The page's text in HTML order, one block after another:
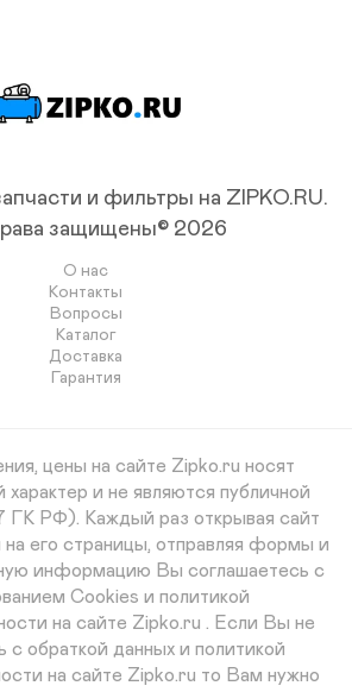
и фильтры на ZIPKO.RU.
защищены© 2026
О нас
Контакты
Вопросы
Каталог
Доставка
Гарантия
цены на сайте Zipko.ru носят
и не являются публичной
ГК РФ). Каждый раз открывая сайт
на его страницы, отправляя формы и
информацию Вы соглашаетесь с
Cookies и политикой
на сайте Zipko.ru . Если Вы не
с обраткой данных и политикой
на сайте Zipko.ru то Вам нужно